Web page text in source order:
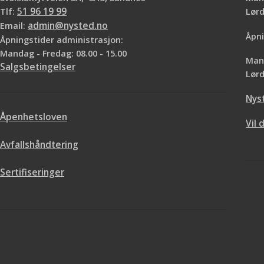
en vinyltapet
den er vaskbar og
rom bortsett fra
10.05
- wowen Vi
regne ut hvor
Normal
Tlf: 51 96 19 99
Email: admin@nysted.no
Åpningstider administrasjon:
Mandag - Fredag: 08.00 - 15.00
Salgsbetingelser
Åpenhetsloven
Avfallshåndtering
Sertifiseringer
Vil